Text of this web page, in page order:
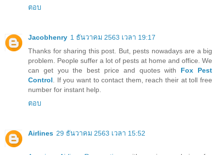
ตอบ
Jacobhenry 1 ธันวาคม 2563 เวลา 19:17
Thanks for sharing this post. But, pests nowadays are a big
problem. People suffer a lot of pests at home and office. We
can get you the best price and quotes with Fox Pest
Control. If you want to contact them, reach their at toll free
number for instant help.
ตอบ
Airlines 29 ธันวาคม 2563 เวลา 15:52